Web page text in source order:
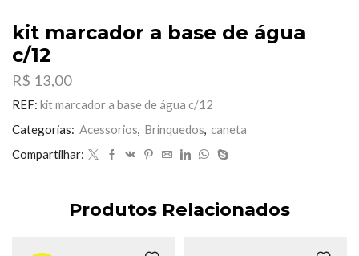
kit marcador a base de água
c/12
R$ 13,00
REF: kit marcador a base de água c/12
Categorias: Acessorios, Brinquedos, caneta
Compartilhar:
Produtos Relacionados